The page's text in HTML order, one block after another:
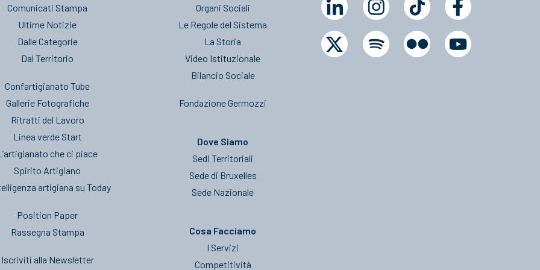
Comunicati Stampa
Ultime Notizie
Dalle Categorie
Dal Territorio
Confartigianato Tube
Gallerie Fotografiche
Ritratti del Lavoro
Linea verde Start
che ci piace
Spirito Artigiano
artigiana su Today
Position Paper
Rassegna Stampa
Iscriviti alla Newsletter
Organi Sociali
Le Regole del Sistema
La Storia
Video Istituzionale
Bilancio Sociale
Fondazione Germozzi
Dove Siamo
Sedi Territoriali
Sede di Bruxelles
Sede Nazionale
Cosa Facciamo
I Servizi
Competitività